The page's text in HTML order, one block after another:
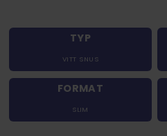
TYP
VITT SNUS
FORMAT
SLIM